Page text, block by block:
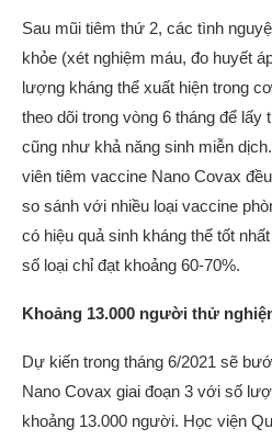
Sau mũi tiêm thứ 2, các tình
khỏe (xét nghiệm máu, đo huyết
lượng kháng thể xuất hiện trong
theo dõi trong vòng 6 tháng để lấy
cũng như khả năng sinh miễn
viên tiêm vaccine Nano Covax
so sánh với nhiều loại vaccine
có hiệu quả sinh kháng thể tốt
số loại chỉ đạt khoảng 60-70%.
Khoảng 13.000 người thử
Dự kiến trong tháng 6/2021 sẽ
Nano Covax giai đoạn 3 với số
khoảng 13.000 người. Học viện